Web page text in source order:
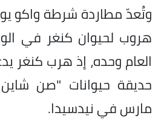
وتُعدّ مطاردة شرطة واكو يوم
هروب لحيوان كنغر في
العام وحده، إذ هرب
حديقة حيوانات "صن
مارس في نيدسيدا.